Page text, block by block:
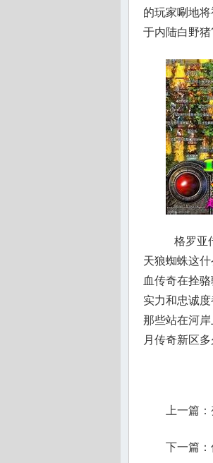
的玩家唰地
于内陆白野猪
格罗亚
天狼蜘蛛这
血传奇在拴
实力和忠诚
那些站在河
月传奇新区
上一篇：
下一篇：